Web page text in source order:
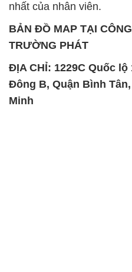
nhất của nhân viên.
BẢN ĐỒ MAP TẠI
TRƯỜNG PHÁT
ĐỊA CHỈ: 1229C Quốc
Đông B, Quận Bình
Minh